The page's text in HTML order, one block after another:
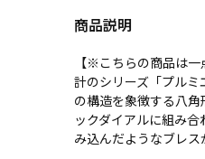
商品説明
【※こちらの商品は
計のシリーズ「プル
の構造を象徴する八
ックダイアルに組み
み込んだようなブレス